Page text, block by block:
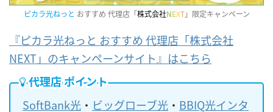
ピカラ光ねっと おすすめ 代理店「株式会社NEXT」限定キャンペーン
『ピカラ光ねっと おすすめ 代理店「株式会社
NEXT」のキャンペーンサイト』はこちら
代理店 ポイント
SoftBank光 ・ ビッグローブ光 ・ BBIQ光インタ